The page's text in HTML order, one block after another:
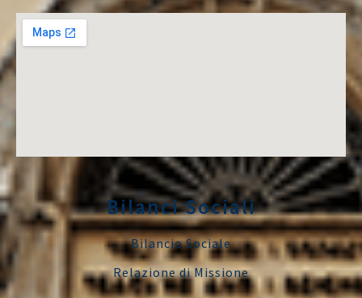
Bilanci Sociali
Bilancio Sociale
Relazione di Missione